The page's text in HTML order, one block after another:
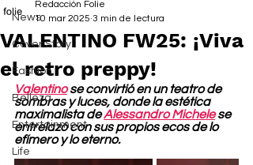
News
Cover Story
Fashion
Belleza
Entertainment
Life
VALENTINO FW25: ¡Viva
el retro preppy!
Redacción Folie
10 mar 2025 3 min de lectura
Valentino se convirtió en un teatro de
sombras y luces, donde la estética
maximalista de Alessandro Michele se
entrelazó con sus propios ecos de lo
efímero y lo eterno.